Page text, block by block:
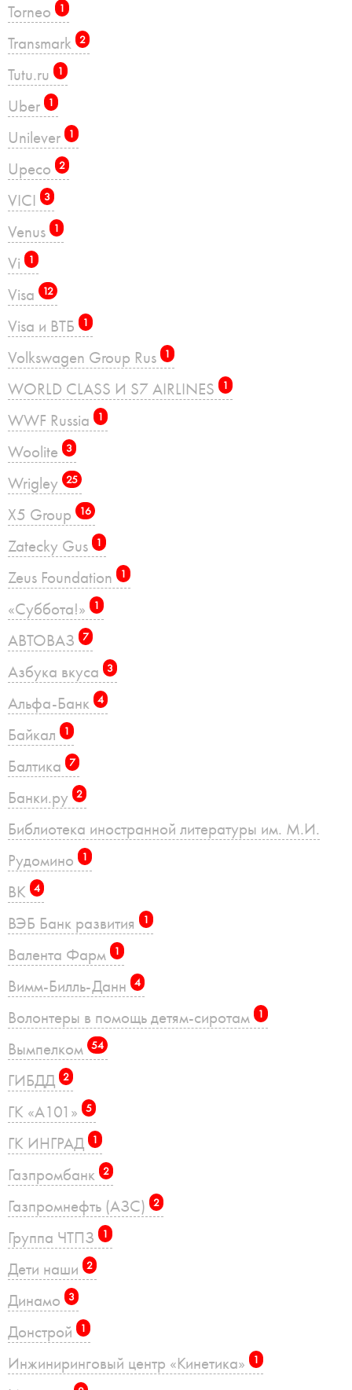
Torneo 1
Transmark 2
Tutu.ru 1
Uber 1
Unilever 1
Upeco 2
VICI 3
Venus 1
Vi 1
Visa 12
Visa и ВТБ 1
Volkswagen Group Rus 1
WORLD CLASS И S7 AIRLINES 1
WWF Russia 1
Woolite 3
Wrigley 25
X5 Group 16
Zatecky Gus 1
Zeus Foundation 1
«Суббота!» 1
АВТОВАЗ 7
Азбука вкуса 3
Альфа-Банк 4
Байкал 1
Балтика 7
Банки.ру 2
Библиотека иностранной литературы им. М.И.
Рудомино
1
ВК 4
ВЭБ Банк развития 1
Валента Фарм 1
Вимм-Билль-Данн 4
Волонтеры в помощь детям-сиротам 1
Вымпелком 54
ГИБДД 2
ГК «А101» 5
ГК ИНГРАД 1
Газпромбанк 2
Газпромнефть (АЗС) 2
Группа ЧТПЗ 1
Дети наши 2
Динамо 3
Донстрой 1
Инжиниринговый центр «Кинетика» 1